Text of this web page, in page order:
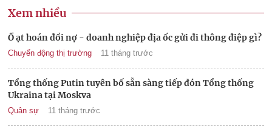
Xem nhiều
Ồ ạt hoán đổi nợ - doanh nghiệp địa ốc gửi đi thông điệp gì?
Chuyển động thị trường 11 tháng trước
Tổng thống Putin tuyên bố sẵn sàng tiếp đón Tổng thống
Ukraina tại Moskva
Quân sự 11 tháng trước